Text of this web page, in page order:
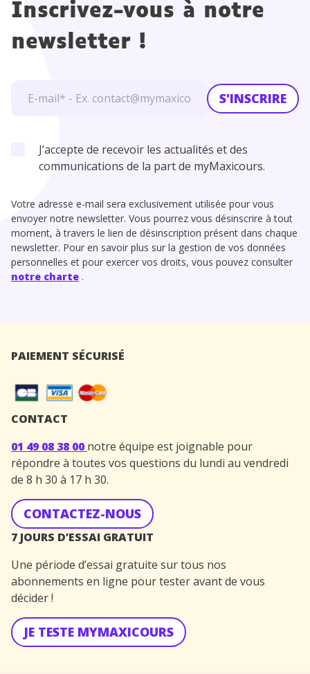
Inscrivez-vous à notre
newsletter !
S'INSCRIRE
J’accepte de recevoir les actualités et des
communications de la part de myMaxicours.
Votre adresse e-mail sera exclusivement utilisée pour vous
envoyer notre newsletter. Vous pourrez vous désinscrire à tout
moment, à travers le lien de désinscription présent dans chaque
newsletter. Pour en savoir plus sur la gestion de vos données
personnelles et pour exercer vos droits, vous pouvez consulter
notre charte .
PAIEMENT SÉCURISÉ
CONTACT
01 49 08 38 00 notre équipe est joignable pour
répondre à toutes vos questions du lundi au vendredi
de 8 h 30 à 17 h 30.
CONTACTEZ-NOUS
7 JOURS D’ESSAI GRATUIT
Une période d’essai gratuite sur tous nos
abonnements en ligne pour tester avant de vous
décider !
JE TESTE MYMAXICOURS